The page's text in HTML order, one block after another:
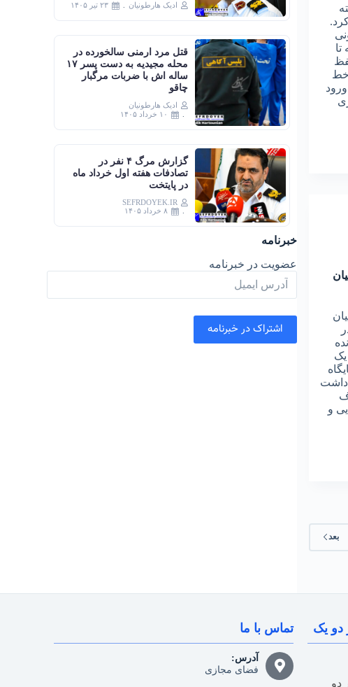
خط
یک
داشت
و
بعد
ادیک هارطونیان ۲۳ تیر ۱۴۰۵
قتل مرد ارمنی سالخورده در
محله مجیدیه به دست پسر ۱۷
ساله اش با ضربات مرگبار
چاقو
ادیک هارطونیان
۱۰ خرداد ۱۴۰۵
گزارش مرگ ۴ نفر در
تصادفات هفته اول خرداد ماه
در پایتخت
SEFRDOYEK.IR
۸ خرداد ۱۴۰۵
خبرنامه
عضویت در خبرنامه
دو یک
دو
تماس با ما
آدرس:
فضای مجازی